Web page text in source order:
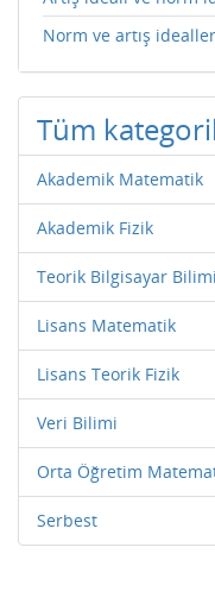
Norm ve artış
Tüm
Akademik Matematik
Akademik Fizik
Teorik Bilgisayar Bilimi
Lisans Matematik
Lisans Teorik Fizik
Veri Bilimi
Orta Öğretim
Serbest